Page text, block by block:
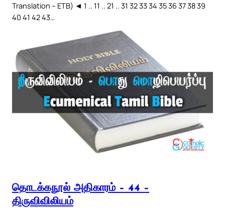
Translation – ETB) ◄ 1 .. 11 .. 21 .. 31 32 33 34 35 36 37 38 39
40 41 42 43…
தொடக்கநூல் அதிகாரம் – 44 –
திருவிவிலியம்